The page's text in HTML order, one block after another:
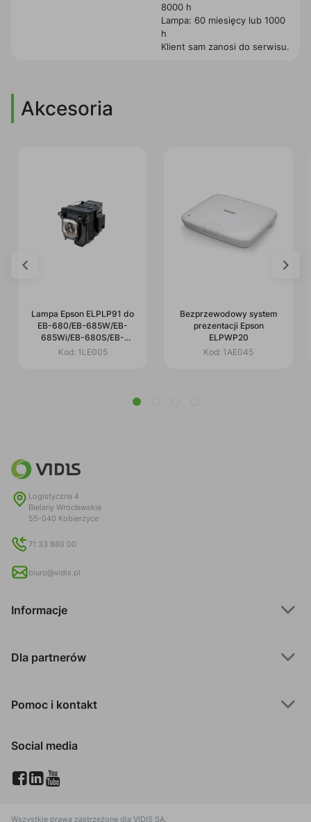
8000 h
Lampa: 60 miesięcy lub 1000
h
Klient sam zanosi do serwisu.
Akcesoria
Lampa Epson ELPLP91 do
EB-680/EB-685W/EB-
685Wi/EB-680S/EB-
685WS/EB-695Wi
Kod: 1LE005
Bezprzewodowy system
prezentacji Epson
ELPWP20
Kod: 1AE045
Logistyczna 4
Bielany Wrocławskie
55-040 Kobierzyce
71 33 880 00
biuro@vidis.pl
Informacje
Dla partnerów
Pomoc i kontakt
Social media
Wszystkie prawa zastrzeżone dla VIDIS SA.